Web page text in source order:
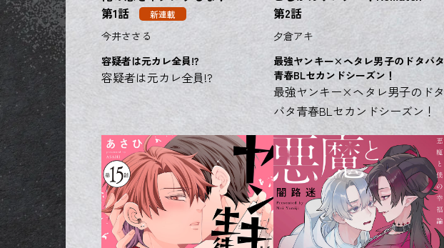
第1話
新連載
今井ささる
容疑者は元カレ全員!?
容疑者は元カレ全員!?
第2話
夕倉アキ
最強ヤンキー×ヘタレ男子のドタバタ
青春BLセカンドシーズン！
最強ヤンキー×ヘタレ男子のドタ
バタ青春BLセカンドシーズン！